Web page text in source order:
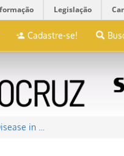
Legislação
Cadastre-se!
in …